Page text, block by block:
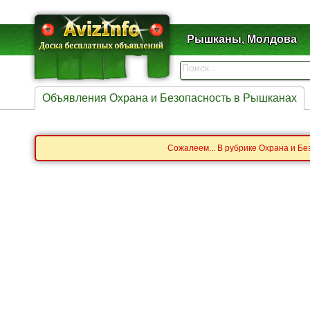
Рышканы, Молдова
Объявления Охрана и Безопасность в Рышканах
Сожалеем... В рубрике Охрана и